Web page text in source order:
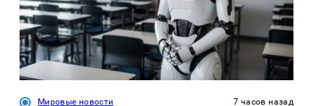
Мировые новости 7 часов назад